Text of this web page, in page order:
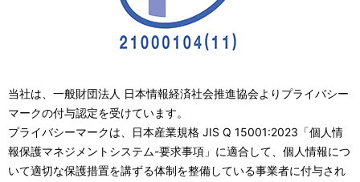
当社は、一般財団法人 日本情報経済社会推進協会よりプライバシー
マークの付与認定を受けています。
プライバシーマークは、日本産業規格 JIS Q 15001:2023「個人情
報保護マネジメントシステム-要求事項」に適合して、個人情報につ
いて適切な保護措置を講ずる体制を整備している事業者に付与され